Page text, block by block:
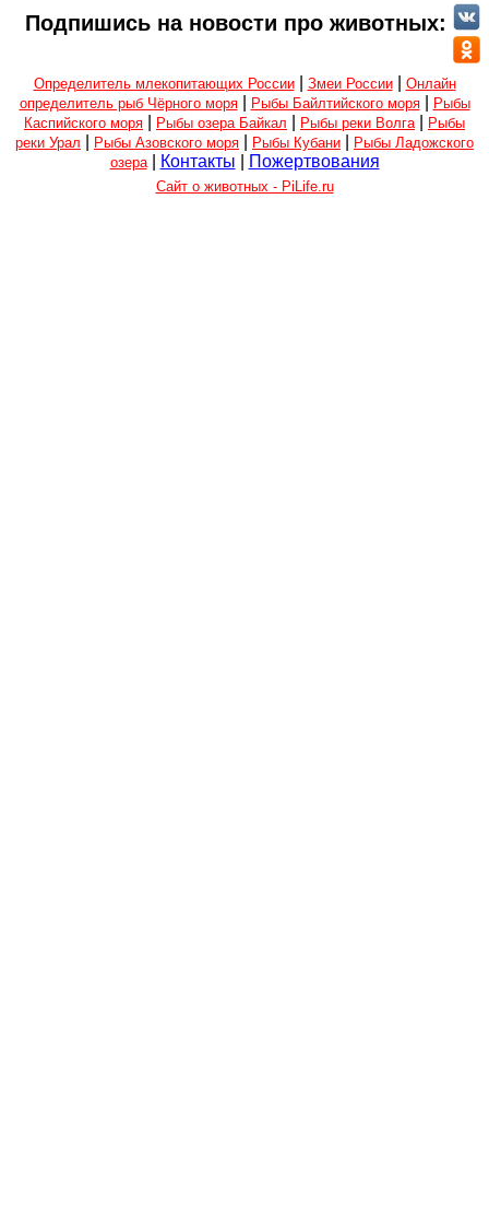
Подпишись на новости про животных:
Определитель млекопитающих России| Змеи России| Онлайн
определитель рыб Чёрного моря| Рыбы Байлтийского моря|
Рыбы
Каспийского моря
Рыбы озера Байкал Рыбы реки Волга
Рыбы
реки Урал
Рыбы Азовского моря Рыбы Кубани
Рыбы Ладожского
озера| Контакты Пожертвования
Сайт о животных - PiLife.ru